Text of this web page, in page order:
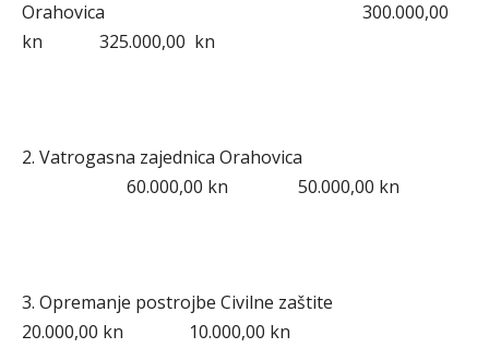
Orahovica 300.000,00
kn 325.000,00 kn
2. Vatrogasna zajednica Orahovica
60.000,00 kn 50.000,00 kn
3. Opremanje postrojbe Civilne zaštite
20.000,00 kn 10.000,00 kn